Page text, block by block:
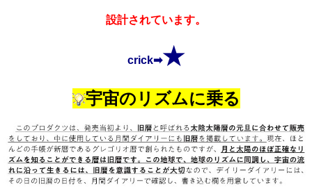
設計されています。
crick➡★
宇宙のリズムに乗る